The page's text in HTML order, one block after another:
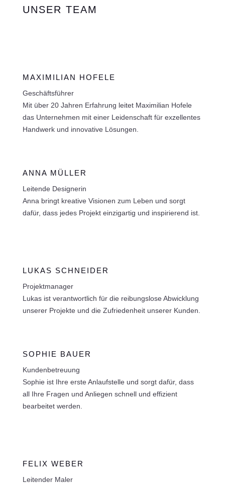
UNSER TEAM
MAXIMILIAN HOFELE
Geschäftsführer
Mit über 20 Jahren Erfahrung leitet Maximilian Hofele
das Unternehmen mit einer Leidenschaft für exzellentes
Handwerk und innovative Lösungen.
ANNA MÜLLER
Leitende Designerin
Anna bringt kreative Visionen zum Leben und sorgt
dafür, dass jedes Projekt einzigartig und inspirierend ist.
LUKAS SCHNEIDER
Projektmanager
Lukas ist verantwortlich für die reibungslose Abwicklung
unserer Projekte und die Zufriedenheit unserer Kunden.
SOPHIE BAUER
Kundenbetreuung
Sophie ist Ihre erste Anlaufstelle und sorgt dafür, dass
all Ihre Fragen und Anliegen schnell und effizient
bearbeitet werden.
FELIX WEBER
Leitender Maler